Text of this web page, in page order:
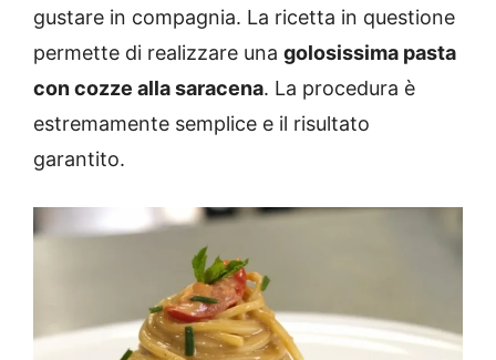
gustare in compagnia. La ricetta in questione
permette di realizzare una golosissima pasta
con cozze alla saracena. La procedura è
estremamente semplice e il risultato
garantito.